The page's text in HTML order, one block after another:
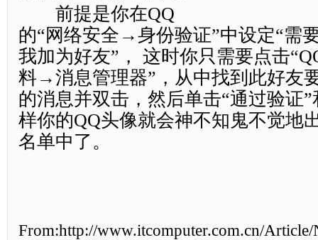
前提是你在QQ
的“网络安全→身份验证”中设定“需
我加为好友”， 这时你只需要点击
料→消息管理器”，从中找到此好友
的消息并双击，然后单击“通过验证
样你的QQ头像就会神不知鬼不觉地
名单中了。
From:http://www.itcomputer.com.cn/